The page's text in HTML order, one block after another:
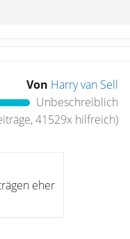
Von Harry van Sell
Unbeschreiblich
41529x hilfreich)
eher